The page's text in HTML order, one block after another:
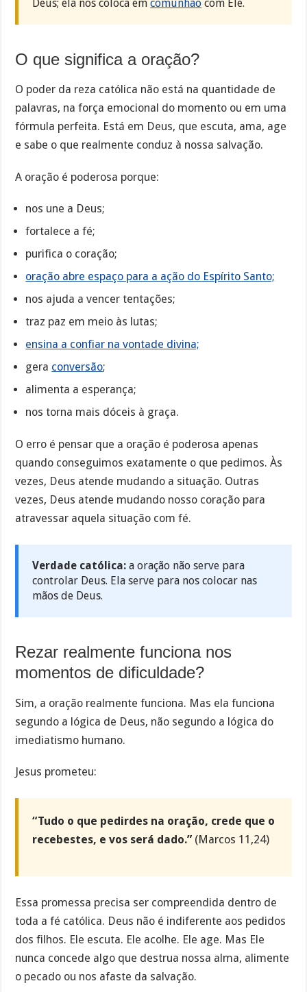
Deus; ela nos coloca emcomunhão com Ele.
O que significa a oração?
O poder da reza católica não está na quantidade de
palavras, na força emocional do momento ou em uma
fórmula perfeita. Está em Deus, que escuta, ama, age
e sabe o que realmente conduz à nossa salvação.
A oração é poderosa porque:
nos une a Deus;
fortalece a fé;
purifica o coração;
oração abre espaço para a ação do Espírito Santo;
nos ajuda a vencer tentações;
traz paz em meio às lutas;
ensina a confiar na vontade divina;
gera conversão;
alimenta a esperança;
nos torna mais dóceis à graça.
O erro é pensar que a oração é poderosa apenas
quando conseguimos exatamente o que pedimos. Às
vezes, Deus atende mudando a situação. Outras
vezes, Deus atende mudando nosso coração para
atravessar aquela situação com fé.
Verdade católica: a oração não serve para
controlar Deus. Ela serve para nos colocar nas
mãos de Deus.
Rezar realmente funciona nos
momentos de dificuldade?
Sim, a oração realmente funciona. Mas ela funciona
segundo a lógica de Deus, não segundo a lógica do
imediatismo humano.
Jesus prometeu:
“Tudo o que pedirdes na oração, crede que o
recebestes, e vos será dado.” (Marcos 11,24)
Essa promessa precisa ser compreendida dentro de
toda a fé católica. Deus não é indiferente aos pedidos
dos filhos. Ele escuta. Ele acolhe. Ele age. Mas Ele
nunca concede algo que destrua nossa alma, alimente
o pecado ou nos afaste da salvação.